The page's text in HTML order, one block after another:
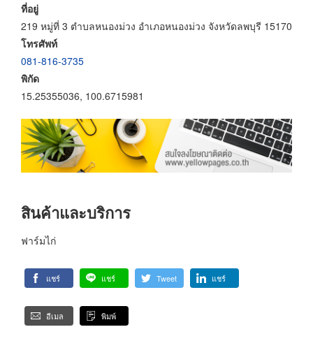
ที่อยู่
219 หมู่ที่ 3 ตำบลหนองม่วง อำเภอหนองม่วง จังหวัดลพบุรี 15170
โทรศัพท์
081-816-3735
พิกัด
15.25355036, 100.6715981
สินค้าและบริการ
ฟาร์มไก่
แชร์ แชร์ Tweet แชร์
อีเมล พิมพ์